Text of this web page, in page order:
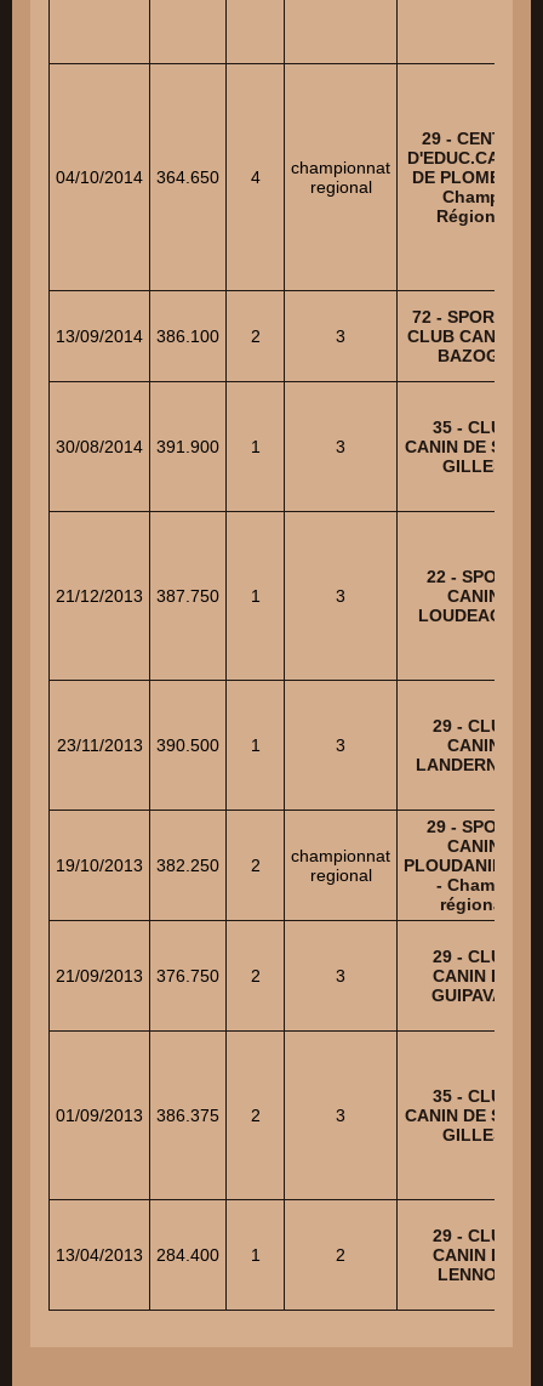
04/10/2014 364.650 4
championnat
regional
29 - CENTRE
D'EDUC.CANINE
DE PLOMEUR -
Champ.
Régional
13/09/2014 386.100 2 3
72 - SPORTING
CLUB CANIN LA
BAZOGE
30/08/2014 391.900 1 3
35 - CLUB
CANIN DE SAINT
GILLES
21/12/2013 387.750 1 3
22 - SPORT
CANIN
LOUDEACIEN
23/11/2013 390.500 1 3
29 - CLUB
CANIN
LANDERNEEN
19/10/2013 382.250 2
championnat
regional
29 - SPORT
CANIN
PLOUDANIELOIS
- Champ.
régional
21/09/2013 376.750 2 3
29 - CLUB
CANIN DE
GUIPAVAS
01/09/2013 386.375 2 3
35 - CLUB
CANIN DE SAINT
GILLES
13/04/2013 284.400 1 2
29 - CLUB
CANIN DE
LENNON